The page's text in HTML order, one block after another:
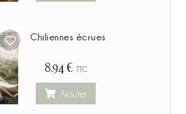
Chiliennes écrues
8,94 € TTC
Ajouter